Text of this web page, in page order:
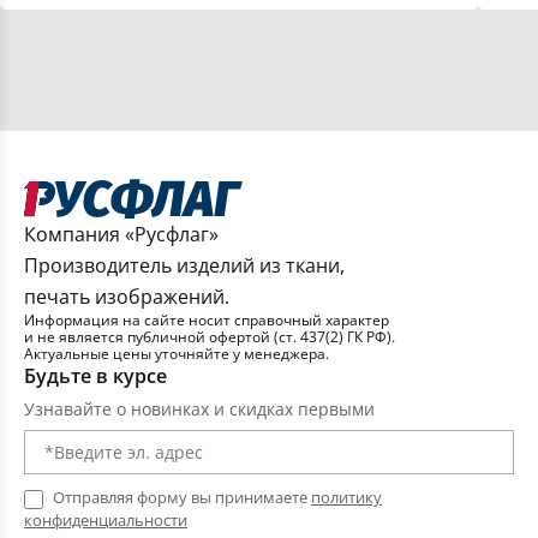
Флаги республик РФ
Флаги краев РФ
Флаги областей РФ
Флаги министерств и ведомств РФ
Флаги настольные
Компания «Русфлаг»
Производитель изделий из ткани,
печать изображений.
Информация на сайте носит справочный характер
и не является публичной офертой (ст. 437(2) ГК РФ).
Актуальные цены уточняйте у менеджера.
Будьте в курсе
Узнавайте о новинках и скидках первыми
Отправляя форму вы принимаете политику
конфиденциальности